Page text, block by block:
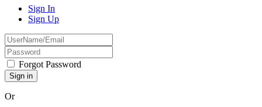
Sign In
Sign Up
Forgot Password
Or